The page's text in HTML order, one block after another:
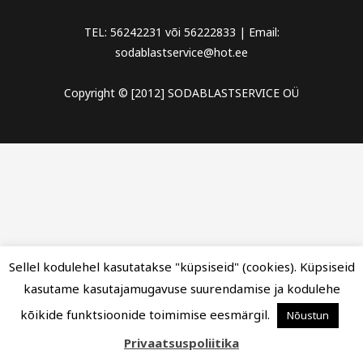
TEL: 56242231 või 56222833 | Email:
sodablastservice@hot.ee
Copyright © [2012] SODABLASTSERVICE OÜ
Sellel kodulehel kasutatakse "küpsiseid" (cookies). Küpsiseid
kasutame kasutajamugavuse suurendamise ja kodulehe
kõikide funktsioonide toimimise eesmärgil.
Nõustun
Privaatsuspoliitika